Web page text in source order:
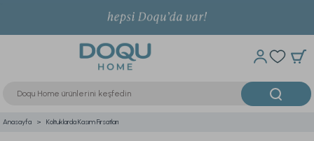
Anasayfa Koltuklarda Kasım Fırsatları